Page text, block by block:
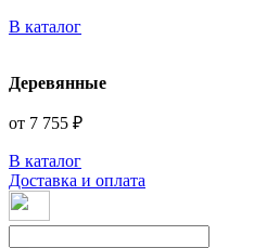
В каталог
Деревянные
от 7 755 ₽
В каталог
Доставка и оплата